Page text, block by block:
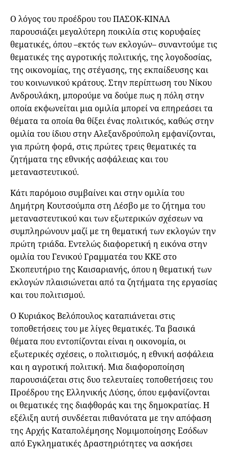
Ο λόγος του προέδρου του ΠΑΣΟΚ-ΚΙΝΑΛ
παρουσιάζει μεγαλύτερη ποικιλία στις κορυφαίες
θεματικές, όπου –εκτός των εκλογών– συναντούμε τις
θεματικές της αγροτικής πολιτικής, της λογοδοσίας,
της οικονομίας, της στέγασης, της εκπαίδευσης και
του κοινωνικού κράτους. Στην περίπτωση του Νίκου
Ανδρουλάκη, μπορούμε να δούμε πως η πόλη στην
οποία εκφωνείται μια ομιλία μπορεί να επηρεάσει τα
θέματα τα οποία θα θίξει ένας πολιτικός, καθώς στην
ομιλία του ίδιου στην Αλεξανδρούπολη εμφανίζονται,
για πρώτη φορά, στις πρώτες τρεις θεματικές τα
ζητήματα της εθνικής ασφάλειας και του
μεταναστευτικού.
Κάτι παρόμοιο συμβαίνει και στην ομιλία του
Δημήτρη Κουτσούμπα στη Λέσβο με το ζήτημα του
μεταναστευτικού και των εξωτερικών σχέσεων να
συμπληρώνουν μαζί με τη θεματική των εκλογών την
πρώτη τριάδα. Εντελώς διαφορετική η εικόνα στην
ομιλία του Γενικού Γραμματέα του ΚΚΕ στο
Σκοπευτήριο της Καισαριανής, όπου η θεματική των
εκλογών πλαισιώνεται από τα ζητήματα της εργασίας
και του πολιτισμού.
Ο Κυριάκος Βελόπουλος καταπιάνεται στις
τοποθετήσεις του με λίγες θεματικές. Τα βασικά
θέματα που εντοπίζονται είναι η οικονομία, οι
εξωτερικές σχέσεις, ο πολιτισμός, η εθνική ασφάλεια
και η αγροτική πολιτική. Μια διαφοροποίηση
παρουσιάζεται στις δυο τελευταίες τοποθετήσεις του
Προέδρου της Ελληνικής Λύσης, όπου εμφανίζονται
οι θεματικές της διαφθοράς και της δημοκρατίας. Η
εξέλιξη αυτή συνδέεται πιθανότατα με την απόφαση
της Αρχής Καταπολέμησης Νομιμοποίησης Εσόδων
από Εγκληματικές Δραστηριότητες να ασκήσει